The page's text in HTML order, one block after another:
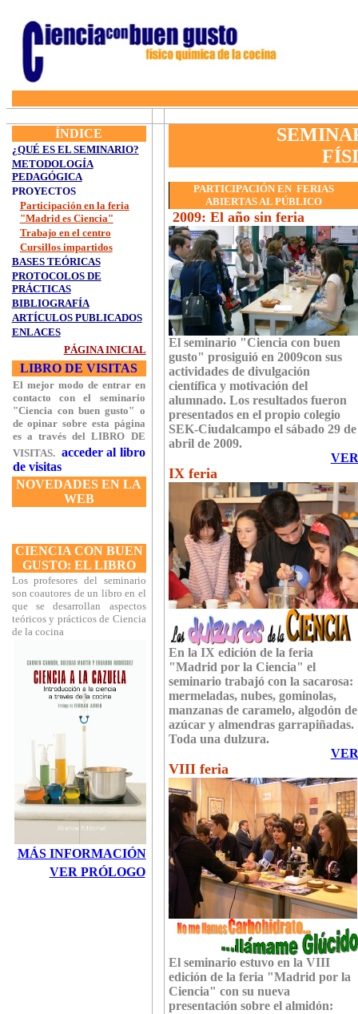
ÍNDICE
¿QUÉ ES EL SEMINARIO?
METODOLOGÍA
PEDAGÓGICA
PROYECTOS
Participación en la feria
"Madrid es Ciencia"
Trabajo en el centro
Cursillos impartidos
BASES TEÓRICAS
PROTOCOLOS DE
PRÁCTICAS
BIBLIOGRAFÍA
ARTÍCULOS PUBLICADOS
ENLACES
PÁGINA INICIAL
LIBRO DE VISITAS
El mejor modo de entrar en
contacto con el seminario
"Ciencia con buen gusto" o
de opinar sobre esta página
es a través del LIBRO DE
VISITAS. acceder al libro
de visitas
NOVEDADES EN LA
WEB
CIENCIA CON BUEN
GUSTO: EL LIBRO
Los profesores del seminario
son coautores de un libro en el
que se desarrollan aspectos
teóricos y prácticos de Ciencia
de la cocina
MÁS INFORMACIÓN
VER PRÓLOGO
PARTICIPACIÓN EN FERIAS
ABIERTAS AL PÚBLICO
2009: El año sin feria
El seminario "Ciencia con buen
gusto" prosiguió en 2009con sus
actividades de divulgación
científica y motivación del
alumnado. Los resultados fueron
presentados en el propio colegio
SEK-Ciudalcampo el sábado 29 de
abril de 2009.
VER
IX feria
En la IX edición de la feria
"Madrid por la Ciencia" el
seminario trabajó con la sacarosa:
mermeladas, nubes, gominolas,
manzanas de caramelo, algodón de
azúcar y almendras garrapiñadas.
Toda una dulzura.
VER
VIII feria
El seminario estuvo en la VIII
edición de la feria "Madrid por la
Ciencia" con su nueva
presentación sobre el almidón: